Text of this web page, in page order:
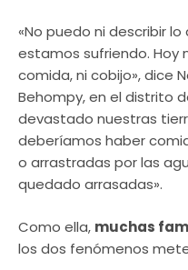
«No puedo ni describir
estamos sufriendo. Hoy
comida, ni cobijo», dice
Behompy, en el distrito
devastado nuestras
deberíamos haber
o arrastradas por las
quedado arrasadas».
Como ella, muchas
los dos fenómenos